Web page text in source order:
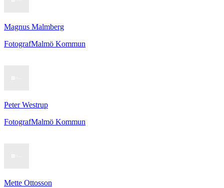
Magnus Malmberg
FotografMalmö Kommun
Peter Westrup
FotografMalmö Kommun
Mette Ottosson